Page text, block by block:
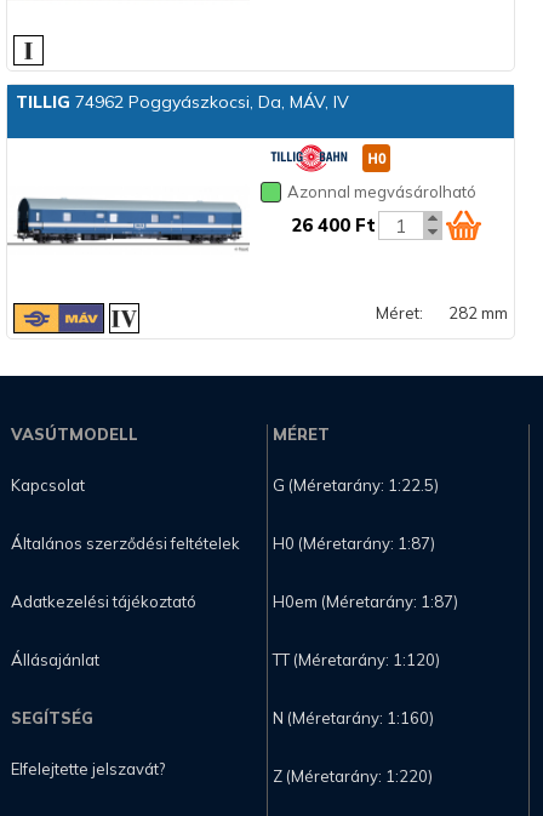
TILLIG 74962 Poggyászkocsi, Da, MÁV, IV
Azonnal megvásárolható
26 400 Ft
Méret: 282 mm
VASÚTMODELL
Kapcsolat
Általános szerződési feltételek
Adatkezelési tájékoztató
Állásajánlat
SEGÍTSÉG
Elfelejtette jelszavát?
MÉRET
G (Méretarány: 1:22.5)
H0 (Méretarány: 1:87)
H0em (Méretarány: 1:87)
TT (Méretarány: 1:120)
N (Méretarány: 1:160)
Z (Méretarány: 1:220)